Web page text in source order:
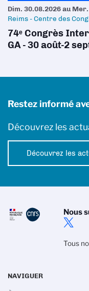
Dim. 30.08.2026au
Reims - Centre des
74ᵉ Congrès
GA - 30 août-2
Restez informé
Découvrez les
Découvrez les
Nous
Tous
NAVIGUER